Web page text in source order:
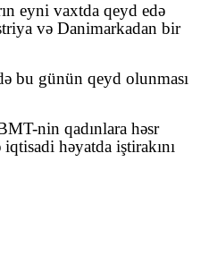
eyni vaxtda qeyd edə
və Danimarkadan bir
bu günün qeyd olunması
nin qadınlara həsr
həyatda iştirakını